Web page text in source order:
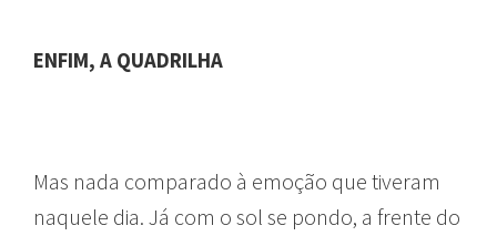
ENFIM, A QUADRILHA
Mas nada comparado à emoção que tiveram
naquele dia. Já com o sol se pondo, a frente do